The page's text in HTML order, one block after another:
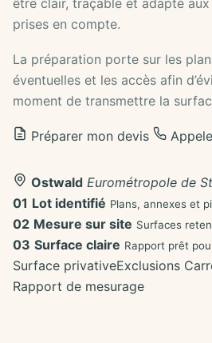
être clair, traçable et adapté
prises en compte.
La préparation porte sur les
éventuelles et les accès afin
moment de transmettre la
Préparer mon devis
Ostwald Eurométropole de
01 Lot identifié Plans, annexes et
02 Mesure sur site Surfaces
03 Surface claire Rapport prêt
Surface privativeExclusions
Rapport de mesurage